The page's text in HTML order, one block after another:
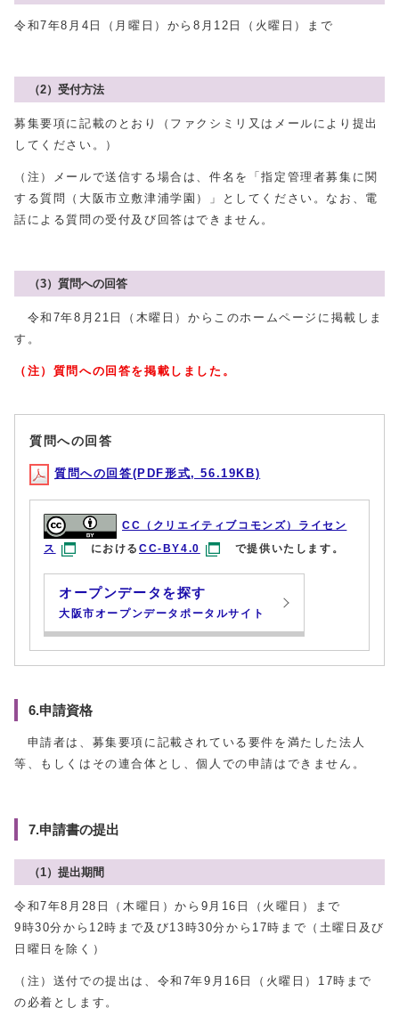
令和7年8月4日（月曜日）から8月12日（火曜日）まで
（2）受付方法
募集要項に記載のとおり（ファクシミリ又はメールにより提出
してください。）
（注）メールで送信する場合は、件名を「指定管理者募集に関
する質問（大阪市立敷津浦学園）」としてください。なお、電
話による質問の受付及び回答はできません。
（3）質問への回答
令和7年8月21日（木曜日）からこのホームページに掲載しま
す。
（注）質問への回答を掲載しました。
質問への回答
質問への回答(PDF形式, 56.19KB)
CC（クリエイティブコモンズ）ライセン
ス
におけるCC-BY4.0 で提供いたします。
オープンデータを探す
大阪市オープンデータポータルサイト
6.申請資格
申請者は、募集要項に記載されている要件を満たした法人
等、もしくはその連合体とし、個人での申請はできません。
7.申請書の提出
（1）提出期間
令和7年8月28日（木曜日）から9月16日（火曜日）まで
9時30分から12時まで及び13時30分から17時まで（土曜日及び
日曜日を除く）
（注）送付での提出は、令和7年9月16日（火曜日）17時まで
の必着とします。